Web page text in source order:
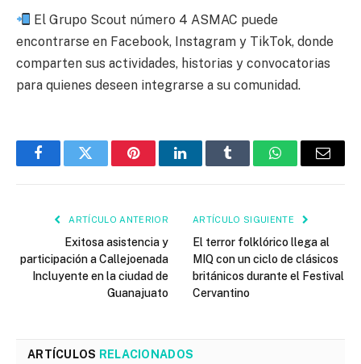
El Grupo Scout número 4 ASMAC puede
encontrarse en Facebook, Instagram y TikTok, donde
comparten sus actividades, historias y convocatorias
para quienes deseen integrarse a su comunidad.
FacebookTwitter PinterestLinkedInTumblr WhatsAppEmail
ARTÍCULO ANTERIOR
Exitosa asistencia y
participación a Callejoenada
Incluyente en la ciudad de
Guanajuato
ARTÍCULO SIGUIENTE
El terror folklórico llega al
MIQ con un ciclo de clásicos
británicos durante el Festival
Cervantino
ARTÍCULOS RELACIONADOS